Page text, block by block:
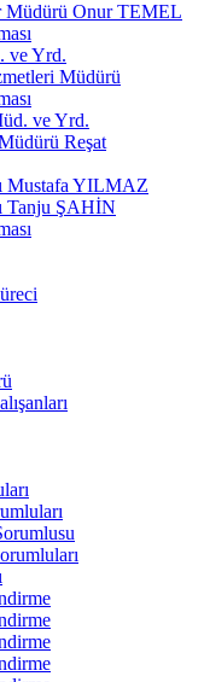
Müdürü Onur TEMEL
ve Yrd.
Müdürü
ve Yrd.
Reşat
Mustafa YILMAZ
Tanju ŞAHİN